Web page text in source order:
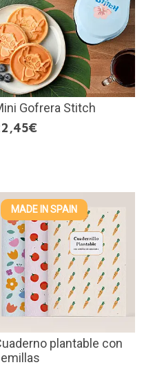
Gofrera Stitch
MADE IN SPAIN
plantable con